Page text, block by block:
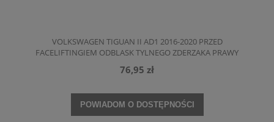
VOLKSWAGEN TIGUAN II AD1 2016-2020 PRZED
FACELIFTINGIEM ODBLASK TYLNEGO ZDERZAKA PRAWY
5NA945104
76,95 zł
POWIADOM O DOSTĘPNOŚCI